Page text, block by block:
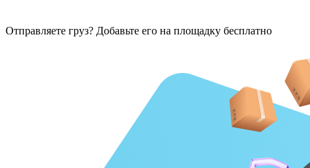
Отправляете груз? Добавьте его на площадку бесплатно